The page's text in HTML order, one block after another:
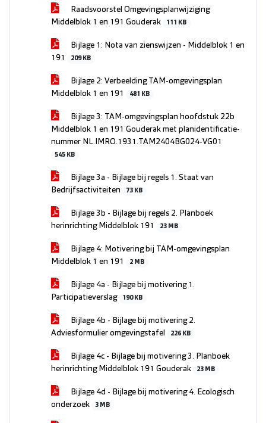
Raadsvoorstel Omgevingsplanwijziging
Middelblok 1 en 191 Gouderak
111 KB
Bijlage 1: Nota van zienswijzen - Middelblok 1 en
191
209 KB
Bijlage 2: Verbeelding TAM-omgevingsplan
Middelblok 1 en 191
481 KB
Bijlage 3: TAM-omgevingsplan hoofdstuk 22b
Middelblok 1 en 191 Gouderak met planidentificatie-
nummer NL.IMRO.1931.TAM2404BG024-VG01
545 KB
Bijlage 3a - Bijlage bij regels 1. Staat van
Bedrijfsactiviteiten
73 KB
Bijlage 3b - Bijlage bij regels 2. Planboek
herinrichting Middelblok 191
23 MB
Bijlage 4: Motivering bij TAM-omgevingsplan
Middelblok 1 en 191
2 MB
Bijlage 4a - Bijlage bij motivering 1.
Participatieverslag
190 KB
Bijlage 4b - Bijlage bij motivering 2.
Adviesformulier omgevingstafel
226 KB
Bijlage 4c - Bijlage bij motivering 3. Planboek
herinrichting Middelblok 191 Gouderak
23 MB
Bijlage 4d - Bijlage bij motivering 4. Ecologisch
onderzoek
3 MB